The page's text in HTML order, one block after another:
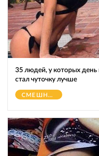
35 людей, у которых день
стал чуточку лучше
СМЕШНОЕ